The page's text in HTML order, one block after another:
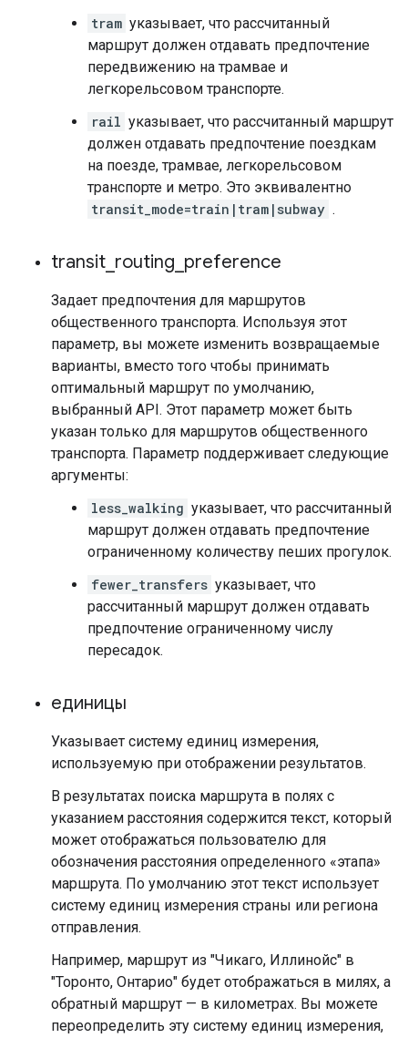
tram указывает, что рассчитанный
маршрут должен отдавать предпочтение
передвижению на трамвае и
легкорельсовом транспорте.
rail указывает, что рассчитанный маршрут
должен отдавать предпочтение поездкам
на поезде, трамвае, легкорельсовом
транспорте и метро. Это эквивалентно
transit_mode=train|tram|subway .
transit routing preference
Задает предпочтения для маршрутов
общественного транспорта. Используя этот
параметр, вы можете изменить возвращаемые
варианты, вместо того чтобы принимать
оптимальный маршрут по умолчанию,
выбранный API. Этот параметр может быть
указан только для маршрутов общественного
транспорта. Параметр поддерживает следующие
аргументы:
less_walking указывает, что рассчитанный
маршрут должен отдавать предпочтение
ограниченному количеству пеших прогулок.
fewer_transfers указывает, что
рассчитанный маршрут должен отдавать
предпочтение ограниченному числу
пересадок.
единицы
Указывает систему единиц измерения,
используемую при отображении результатов.
В результатах поиска маршрута в полях с
указанием расстояния содержится текст, который
может отображаться пользователю для
обозначения расстояния определенного «этапа»
маршрута. По умолчанию этот текст использует
систему единиц измерения страны или региона
отправления.
Например, маршрут из "Чикаго, Иллинойс" в
"Торонто, Онтарио" будет отображаться в милях, а
обратный маршрут — в километрах. Вы можете
переопределить эту систему единиц измерения,